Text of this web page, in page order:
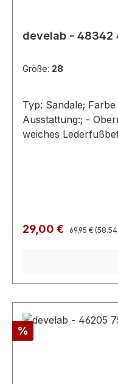
develab - 48342
Größe: 28
Typ: Sandale;
Ausstattung:; -
weiches
Verkaufspreis:
29,00 € Regulärer
69,95 €
Rabatt
%